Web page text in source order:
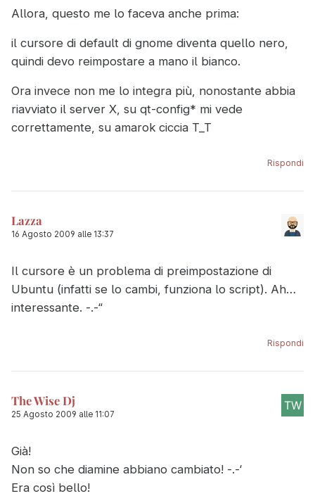
Allora, questo me lo faceva anche prima:
il cursore di default di gnome diventa quello nero,
quindi devo reimpostare a mano il bianco.
Ora invece non me lo integra più, nonostante abbia
riavviato il server X, su qt-config* mi vede
correttamente, su amarok ciccia T_T
Rispondi
Lazza
16 Agosto 2009 alle 13:37
Il cursore è un problema di preimpostazione di
Ubuntu (infatti se lo cambi, funziona lo script). Ah…
interessante. -.-“
Rispondi
The Wise Dj
25 Agosto 2009 alle 11:07
Già!
Non so che diamine abbiano cambiato! -.-‘
Era così bello!